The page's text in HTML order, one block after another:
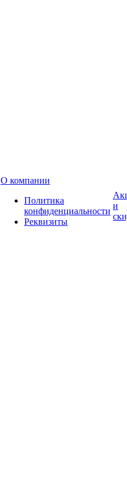
О компании
Политика
конфиденциальности
Реквизиты
и